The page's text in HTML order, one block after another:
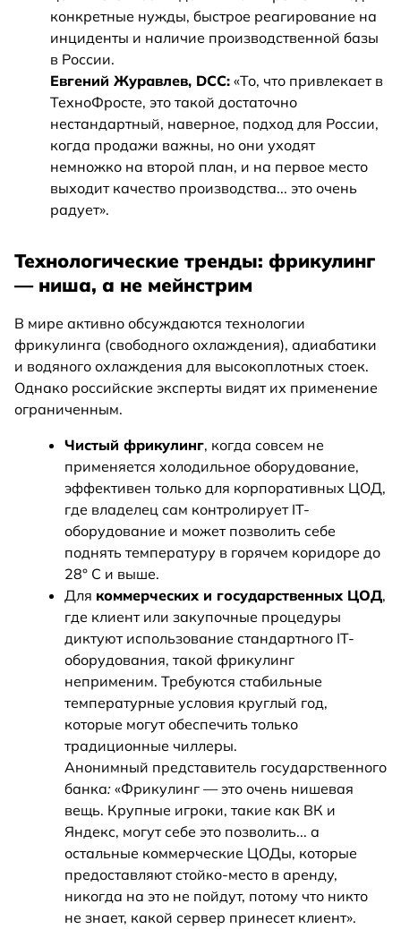
конкретные нужды, быстрое реагирование на
инциденты и наличие производственной базы
в России.
Евгений Журавлев, DCC: «То, что привлекает в
ТехноФросте, это такой достаточно
нестандартный, наверное, подход для России,
когда продажи важны, но они уходят
немножко на второй план, и на первое место
выходит качество производства... это очень
радует».
Технологические тренды: фрикулинг
— ниша, а не мейнстрим
В мире активно обсуждаются технологии
фрикулинга (свободного охлаждения), адиабатики
и водяного охлаждения для высокоплотных стоек.
Однако российские эксперты видят их применение
ограниченным.
Чистый фрикулинг, когда совсем не
применяется холодильное оборудование,
эффективен только для корпоративных ЦОД,
где владелец сам контролирует IT-
оборудование и может позволить себе
поднять температуру в горячем коридоре до
28° C и выше.
Для коммерческих и государственных ЦОД,
где клиент или закупочные процедуры
диктуют использование стандартного IT-
оборудования, такой фрикулинг
неприменим. Требуются стабильные
температурные условия круглый год,
которые могут обеспечить только
традиционные чиллеры.
Анонимный представитель государственного
банка: «Фрикулинг — это очень нишевая
вещь. Крупные игроки, такие как ВК и
Яндекс, могут себе это позволить... а
остальные коммерческие ЦОДы, которые
предоставляют стойко-место в аренду,
никогда на это не пойдут, потому что никто
не знает, какой сервер принесет клиент».